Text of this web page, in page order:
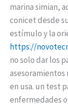
marina simian,
conicet desde
estímulo y la
https://
no solo dar los
asesoramientos
en usa. un test
enfermedades